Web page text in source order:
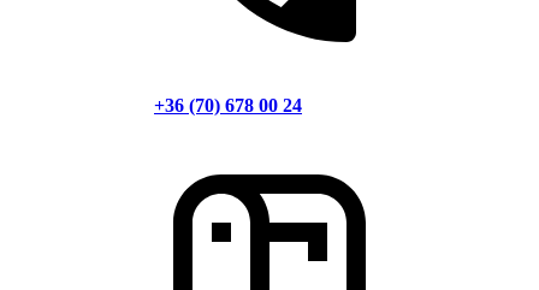
+36 (70) 678 00 24